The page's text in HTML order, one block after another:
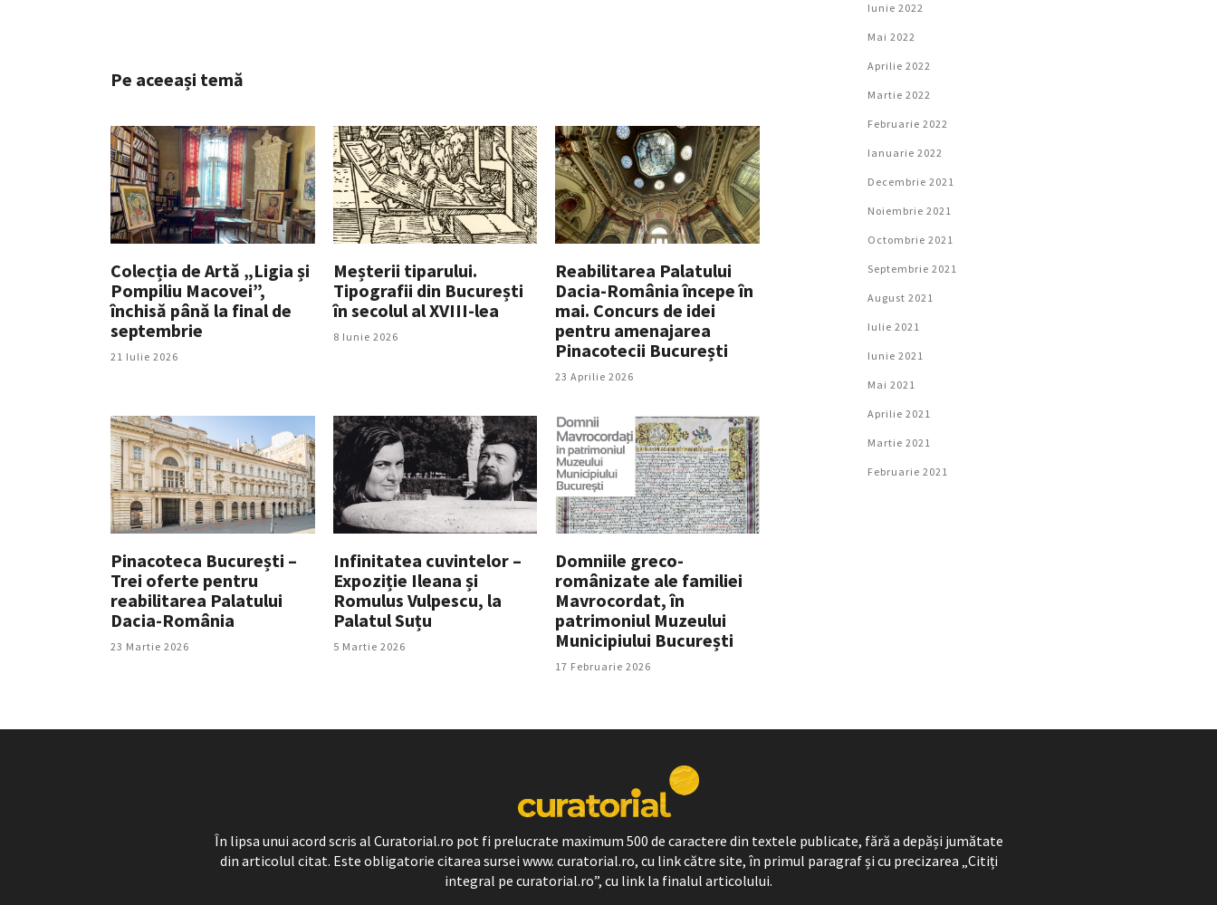
Pe aceeași temă
Colecția de Artă „Ligia și
Pompiliu Macovei”,
închisă până la final de
septembrie
21 Iulie 2026
Meșterii tiparului.
Tipografii din București
în secolul al XVIII-lea
8 Iunie 2026
Reabilitarea Palatului
Dacia-România începe în
mai. Concurs de idei
pentru amenajarea
Pinacotecii București
23 Aprilie 2026
Pinacoteca București –
Trei oferte pentru
reabilitarea Palatului
Dacia-România
23 Martie 2026
Infinitatea cuvintelor –
Expoziție Ileana și
Romulus Vulpescu, la
Palatul Suțu
5 Martie 2026
Domniile greco-
românizate ale familiei
Mavrocordat, în
patrimoniul Muzeului
Municipiului București
17 Februarie 2026
Iunie 2022
Mai 2022
Aprilie 2022
Martie 2022
Februarie 2022
Ianuarie 2022
Decembrie 2021
Noiembrie 2021
Octombrie 2021
Septembrie 2021
August 2021
Iulie 2021
Iunie 2021
Mai 2021
Aprilie 2021
Martie 2021
Februarie 2021
În lipsa unui acord scris al Curatorial.ro pot fi prelucrate maximum 500 de caractere din textele publicate, fără a depăși jumătate
din articolul citat. Este obligatorie citarea sursei www. curatorial.ro, cu link către site, în primul paragraf și cu precizarea „Citiți
integral pe curatorial.ro”, cu link la finalul articolului.